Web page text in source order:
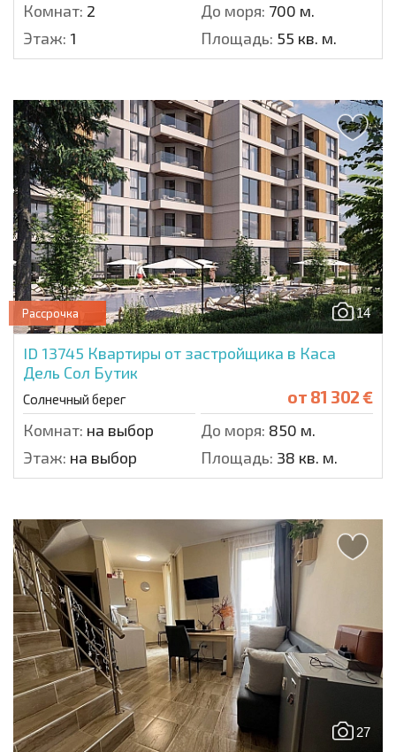
Комнат: 2 До моря: 700 м.
Этаж: 1 Площадь: 55 кв. м.
14
Рассрочка
ID 13745 Квартиры от застройщика в Каса
Дель Сол Бутик
Солнечный берег от 81 302 €
Комнат: на выбор До моря: 850 м.
Этаж: на выбор Площадь: 38 кв. м.
27